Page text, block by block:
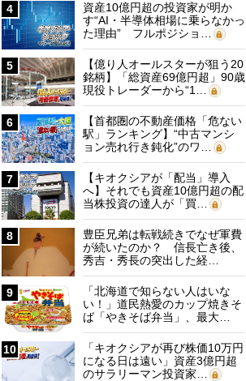
4
資産10億円超の投資家が明か
す“AI・半導体相場に乗らなかっ
た理由” フルポジショ…
5
【億り人オールスターが狙う20
銘柄】「総資産69億円超」90歳
現役トレーダーから“1…
6
【首都圏の不動産価格「危ない
駅」ランキング】“中古マンシ
ョン売れ行き鈍化”のワ…
7
【キオクシアが「配当」導入
へ】それでも資産10億円超の配
当株投資の達人が「買…
8
豊臣兄弟は転戦続きでなぜ軍費
が続いたのか？ 信長亡き後、
秀吉・秀長の突出した経…
9
「北海道で知らない人はいな
い！」道民熱愛のカップ焼きそ
ば「やきそば弁当」、最大…
10
「キオクシアが再び株価10万円
になる日は遠い」資産3億円超
のサラリーマン投資家…